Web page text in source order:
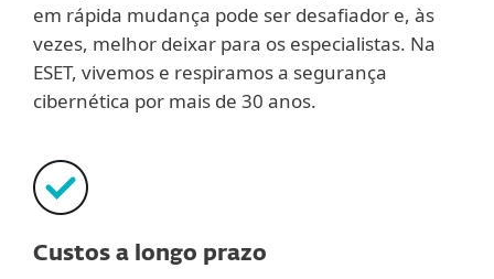
em rápida mudança pode ser desafiador e, às
vezes, melhor deixar para os especialistas. Na
ESET, vivemos e respiramos a segurança
cibernética por mais de 30 anos.
Custos a longo prazo